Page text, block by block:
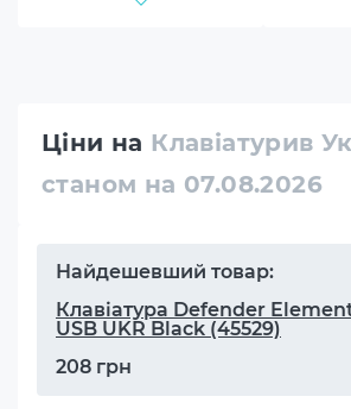
Ціни на Клавіатурив
станом на 07.08.2026
Найдешевший товар:
Клавіатура Defender
USB UKR Black (45529)
208 грн